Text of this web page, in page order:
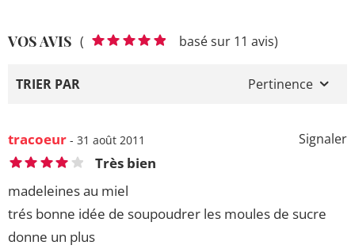
VOS AVIS ( basé sur 11 avis)
TRIER PAR Pertinence
Signaler
tracoeur - 31 août 2011
Très bien
madeleines au miel
trés bonne idée de soupoudrer les moules de sucre
donne un plus